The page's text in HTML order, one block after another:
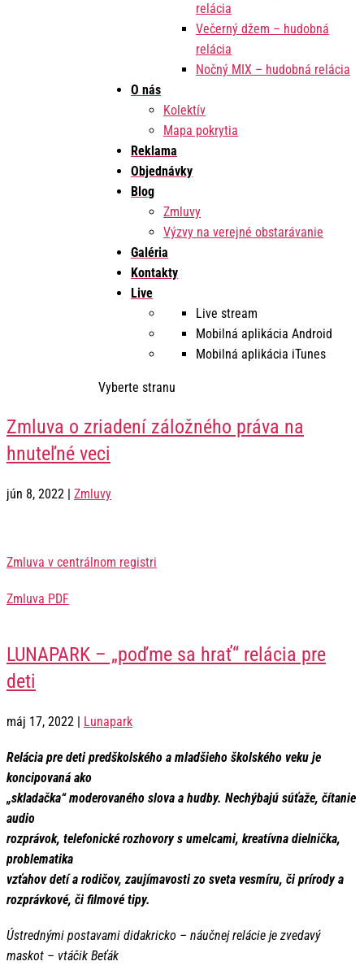
relácia
Večerný džem – hudobná
relácia
Nočný MIX – hudobná relácia
O nás
Kolektív
Mapa pokrytia
Reklama
Objednávky
Blog
Zmluvy
Výzvy na verejné obstarávanie
Galéria
Kontakty
Live
Live stream
Mobilná aplikácia Android
Mobilná aplikácia iTunes
Vyberte stranu
Zmluva o zriadení záložného práva na
hnuteľné veci
jún 8, 2022 | Zmluvy
Zmluva v centrálnom registri
Zmluva PDF
LUNAPARK – „poďme sa hrať“ relácia pre
deti
máj 17, 2022 | Lunapark
Relácia pre deti predškolského a mladšieho školského veku je
koncipovaná ako
„skladačka“ moderovaného slova a hudby. Nechýbajú súťaže, čítanie
audio
rozprávok, telefonické rozhovory s umelcami, kreatívna dielnička,
problematika
vzťahov detí a rodičov, zaujímavosti zo sveta vesmíru, či prírody a
rozprávkové, či filmové tipy.
Ústrednými postavami didakricko – náučnej relácie je zvedavý
maskot – vtáčik Beťák